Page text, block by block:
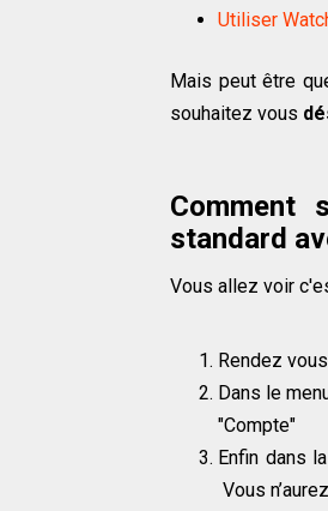
Utiliser
Mais peut être
souhaitez vous
Comment
standard
Vous allez voir
Rendez
Dans le
"Compte"
Enfin dans
Vous